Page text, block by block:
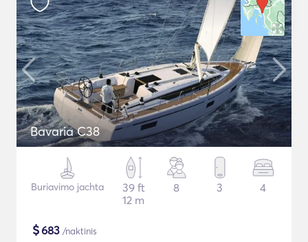
Bavaria C38
Buriavimo jachta
39 ft
12 m
8 3 4
$683 /naktinis